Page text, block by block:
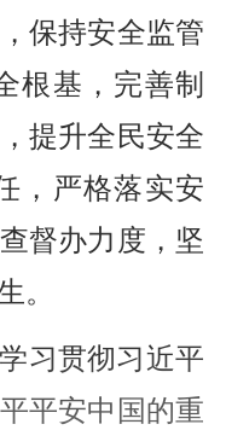
保持安全监管
根基，完善制
提升全民安全
，严格落实安
督办力度，坚
。
习贯彻习近平
平安中国的重